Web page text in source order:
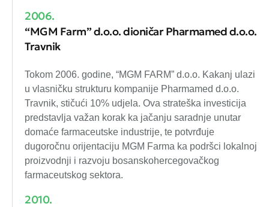
2006.
“MGM Farm” d.o.o. dioničar Pharmamed d.o.o.
Travnik
Tokom 2006. godine, “MGM FARM” d.o.o. Kakanj ulazi
u vlasničku strukturu kompanije Pharmamed d.o.o.
Travnik, stičući 10% udjela. Ova strateška investicija
predstavlja važan korak ka jačanju saradnje unutar
domaće farmaceutske industrije, te potvrđuje
dugoročnu orijentaciju MGM Farma ka podršci lokalnoj
proizvodnji i razvoju bosanskohercegovačkog
farmaceutskog sektora.
2010.